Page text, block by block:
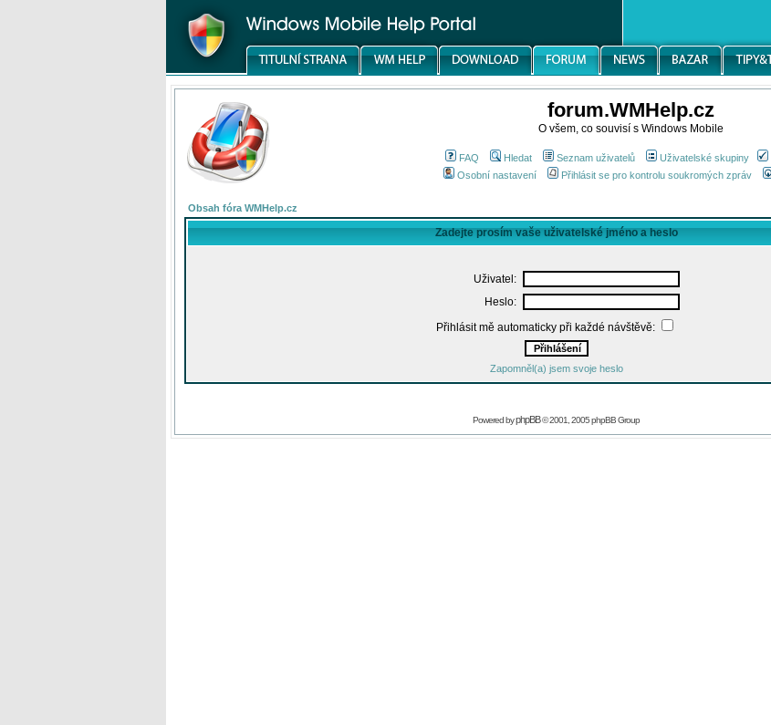
forum.WMHelp.cz
O všem, co souvisí s Windows Mobile
FAQ Hledat Seznam uživatelů Uživatelské skupiny
Osobní nastavení
Přihlásit se pro kontrolu soukromých zpráv
Obsah fóra WMHelp.cz
Zadejte prosím vaše uživatelské jméno a heslo
Uživatel:
Heslo:
Přihlásit mě automaticky při každé návštěvě:
Zapomněl(a) jsem svoje heslo
Powered byphpBB© 2001, 2005 phpBB Group